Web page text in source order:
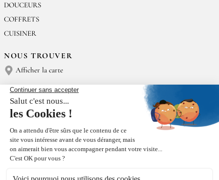
DOUCEURS
COFFRETS
CUISINER
NOUS TROUVER
Afficher la carte
NOUS CONTACTER
Épices Rœllinger
Tél : (+33) 02 23 15 13 91
TRI DE NOS EMBALLAGES